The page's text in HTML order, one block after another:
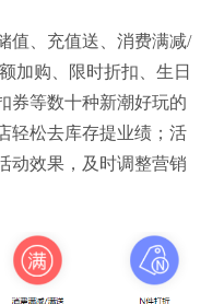
值、充值送、消费满减/
加购、限时折扣、生日
券等数十种新潮好玩的
轻松去库存提业绩；活
动效果，及时调整营销